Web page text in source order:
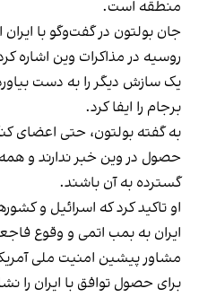
منطقه است.
جان بولتون در گفت‌وگو با
روسیه در مذاکرات وین اشاره
یک سازش دیگر را به دست
برجام را ایفا کرد.
به گفته بولتون، حتی اعضای
حصول در وین خبر ندارند و
گسترده به آن باشند.
او تاکید کرد که اسرائیل و
ایران به بمب اتمی و وقوع
مشاور پیشین امنیت ملی
برای حصول توافق با ایران را